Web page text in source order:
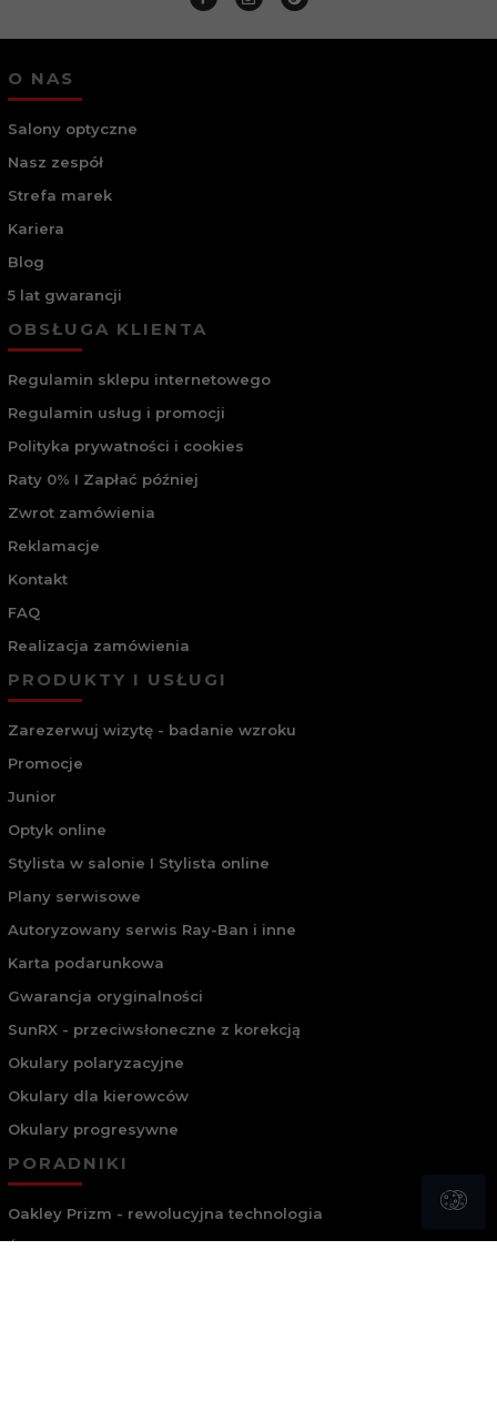
O NAS
Salony optyczne
Nasz zespół
Strefa marek
Kariera
Blog
5 lat gwarancji
OBSŁUGA KLIENTA
Regulamin sklepu internetowego
Regulamin usług i promocji
Polityka prywatności i cookies
Raty 0% I Zapłać później
Zwrot zamówienia
Reklamacje
Kontakt
FAQ
Realizacja zamówienia
PRODUKTY I USŁUGI
Zarezerwuj wizytę - badanie wzroku
Promocje
Junior
Optyk online
Stylista w salonie I Stylista online
Plany serwisowe
Autoryzowany serwis Ray-Ban i inne
Karta podarunkowa
Gwarancja oryginalności
SunRX - przeciwsłoneczne z korekcją
Okulary polaryzacyjne
Okulary dla kierowców
Okulary progresywne
PORADNIKI
Oakley Prizm - rewolucyjna technologia
Światło niebieskie i soczewki Blue